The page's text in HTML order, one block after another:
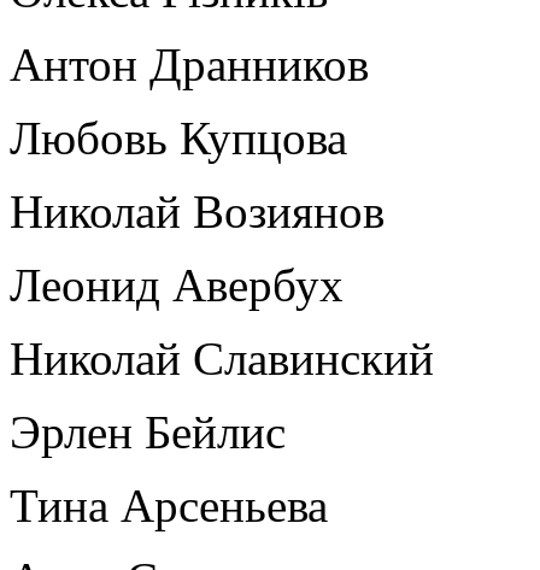
Антон Дранников
Любовь Купцова
Николай Возиянов
Леонид Авербух
Николай Славинский
Эрлен Бейлис
Тина Арсеньева